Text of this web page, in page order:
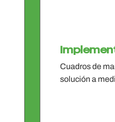
Cuadros de
solución a